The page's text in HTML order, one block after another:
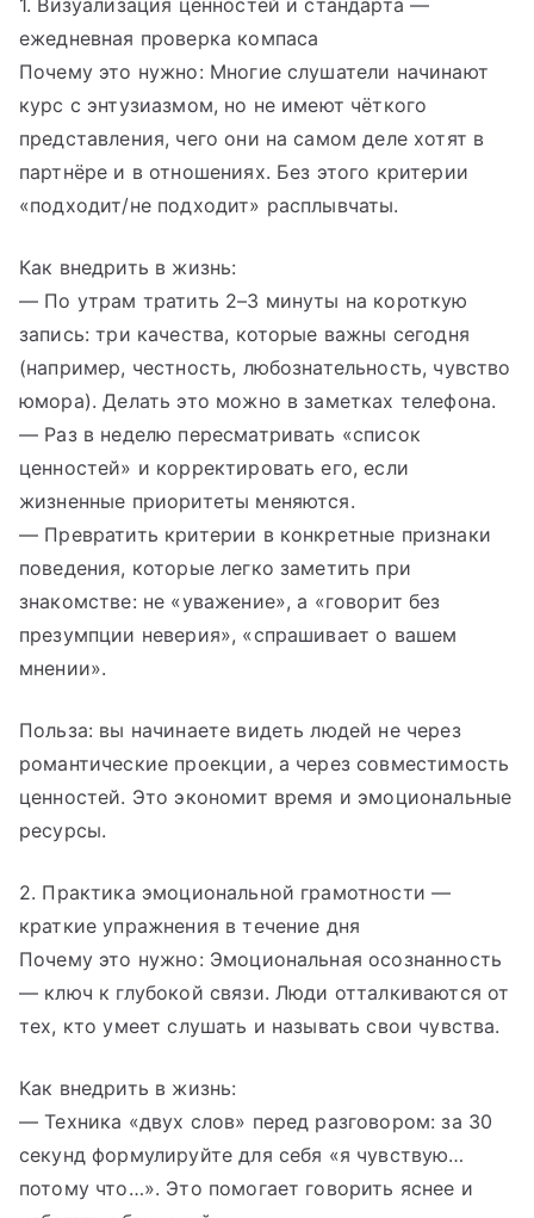
1. Визуализация ценностей и стандарта —
ежедневная проверка компаса
Почему это нужно: Многие слушатели начинают
курс с энтузиазмом, но не имеют чёткого
представления, чего они на самом деле хотят в
партнёре и в отношениях. Без этого критерии
«подходит/не подходит» расплывчаты.
Как внедрить в жизнь:
— По утрам тратить 2–3 минуты на короткую
запись: три качества, которые важны сегодня
(например, честность, любознательность, чувство
юмора). Делать это можно в заметках телефона.
— Раз в неделю пересматривать «список
ценностей» и корректировать его, если
жизненные приоритеты меняются.
— Превратить критерии в конкретные признаки
поведения, которые легко заметить при
знакомстве: не «уважение», а «говорит без
презумпции неверия», «спрашивает о вашем
мнении».
Польза: вы начинаете видеть людей не через
романтические проекции, а через совместимость
ценностей. Это экономит время и эмоциональные
ресурсы.
2. Практика эмоциональной грамотности —
краткие упражнения в течение дня
Почему это нужно: Эмоциональная осознанность
— ключ к глубокой связи. Люди отталкиваются от
тех, кто умеет слушать и называть свои чувства.
Как внедрить в жизнь:
— Техника «двух слов» перед разговором: за 30
секунд формулируйте для себя «я чувствую…
потому что…». Это помогает говорить яснее и